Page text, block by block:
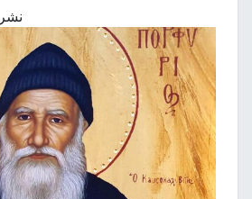
نشر